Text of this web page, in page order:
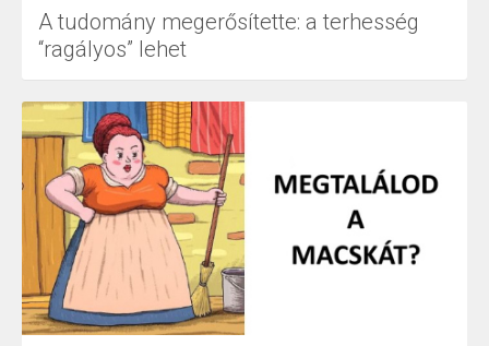
A tudomány megerősítette: a terhesség
“ragályos” lehet